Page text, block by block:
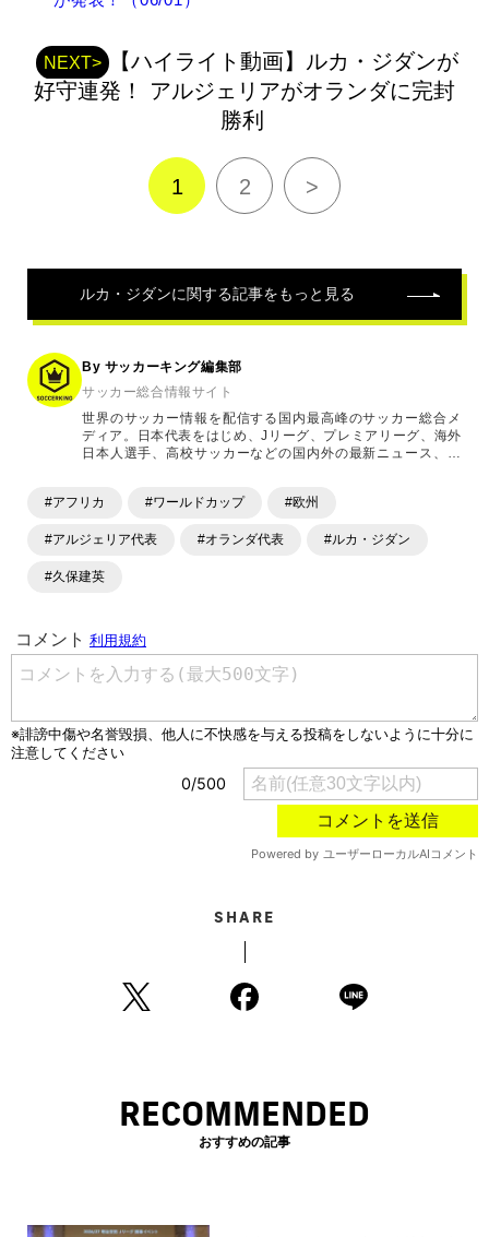
記
事NEXT>
【ハイライト動画】ルカ・ジダンが
好守連発！ アルジェリアがオランダに完封
勝利
1 2 >
ルカ・ジダンに関する記事をもっと見る
By サッカーキング編集部
サッカー総合情報サイト
世界のサッカー情報を配信する国内最高峰のサッカー総合メ
ディア。日本代表をはじめ、Jリーグ、プレミアリーグ、海外
日本人選手、高校サッカーなどの国内外の最新ニュース、コ
ます。「X」「Instagram」「YouTube」「TikTok」など、
#アフリカ #ワールドカップ #欧州
#アルジェリア代表 #オランダ代表 #ルカ・ジダン
#久保建英
SHARE
RECOMMENDED
おすすめの記事